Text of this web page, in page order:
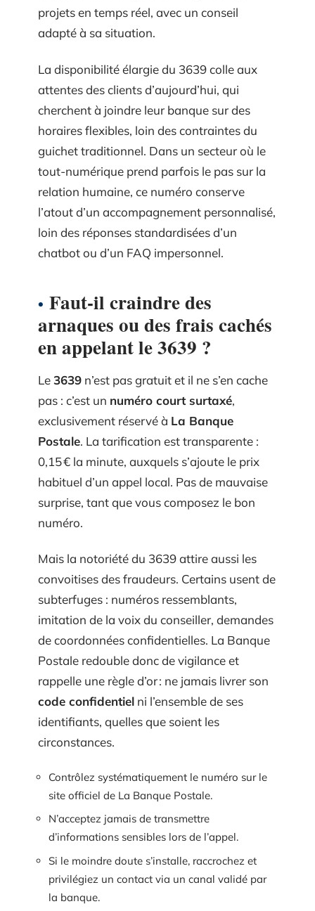
projets en temps réel, avec un conseil
adapté à sa situation.
La disponibilité élargie du 3639 colle aux
attentes des clients d’aujourd’hui, qui
cherchent à joindre leur banque sur des
horaires flexibles, loin des contraintes du
guichet traditionnel. Dans un secteur où le
tout-numérique prend parfois le pas sur la
relation humaine, ce numéro conserve
l’atout d’un accompagnement personnalisé,
loin des réponses standardisées d’un
chatbot ou d’un FAQ impersonnel.
Faut-il craindre des
arnaques ou des frais cachés
en appelant le 3639 ?
Le3639 n’est pas gratuit et il ne s’en cache
pas : c’est un numéro court surtaxé,
exclusivement réservé à La Banque
Postale. La tarification est transparente :
0,15 € la minute, auxquels s’ajoute le prix
habituel d’un appel local. Pas de mauvaise
surprise, tant que vous composez le bon
numéro.
Mais la notoriété du 3639 attire aussi les
convoitises des fraudeurs. Certains usent de
subterfuges : numéros ressemblants,
imitation de la voix du conseiller, demandes
de coordonnées confidentielles. La Banque
Postale redouble donc de vigilance et
rappelle une règle d’or : ne jamais livrer son
code confidentiel ni l’ensemble de ses
identifiants, quelles que soient les
circonstances.
Contrôlez systématiquement le numéro sur le
site officiel de La Banque Postale.
N’acceptez jamais de transmettre
d’informations sensibles lors de l’appel.
Si le moindre doute s’installe, raccrochez et
privilégiez un contact via un canal validé par
la banque.